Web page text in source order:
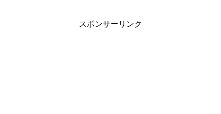
スポンサーリンク